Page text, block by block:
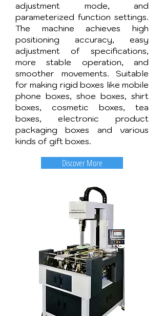
adjustment mode, and
parameterized function settings.
The machine achieves high
positioning accuracy, easy
adjustment of specifications,
more stable operation, and
smoother movements. Suitable
for making rigid boxes like mobile
phone boxes, shoe boxes, shirt
boxes, cosmetic boxes, tea
boxes, electronic product
packaging boxes and various
kinds of gift boxes.
Discover More